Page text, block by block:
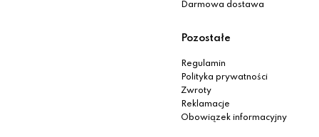
Darmowa dostawa
Pozostałe
Regulamin
Polityka prywatności
Zwroty
Reklamacje
Obowiązek informacyjny